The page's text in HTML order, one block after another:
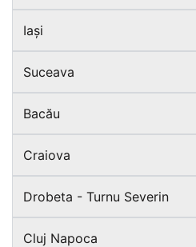
Iași
Suceava
Bacău
Craiova
Drobeta - Turnu Severin
Cluj Napoca